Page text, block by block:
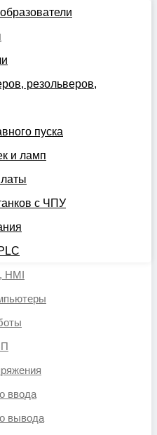
резольверов,
пуска
и ламп
с ЧПУ
HMI
ввода
вывода